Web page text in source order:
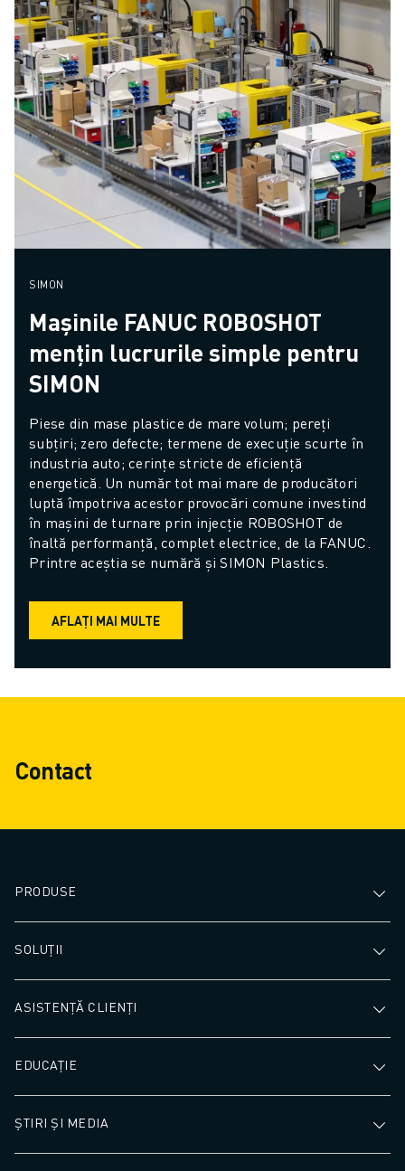
SIMON
Mașinile FANUC ROBOSHOT
mențin lucrurile simple pentru
SIMON
Piese din mase plastice de mare volum; pereți
subțiri; zero defecte; termene de execuție scurte în
industria auto; cerințe stricte de eficiență
energetică. Un număr tot mai mare de producători
luptă împotriva acestor provocări comune investind
în mașini de turnare prin injecție ROBOSHOT de
înaltă performanță, complet electrice, de la FANUC.
Printre aceștia se numără și SIMON Plastics.
AFLAȚI MAI MULTE
Contact
PRODUSE
SOLUȚII
ASISTENȚĂ CLIENȚI
EDUCAȚIE
ȘTIRI ȘI MEDIA